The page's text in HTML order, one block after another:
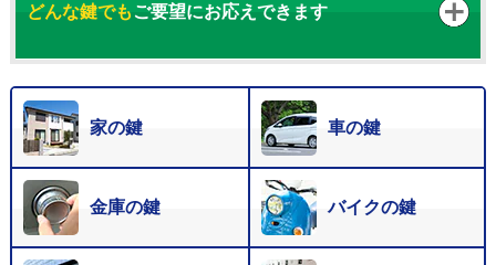
どんな鍵でもご要望にお応えできます
家の鍵 車の鍵
金庫の鍵 バイクの鍵